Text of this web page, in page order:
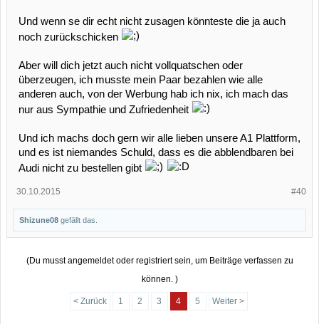
Und wenn se dir echt nicht zusagen könnteste die ja auch
noch zurückschicken
Aber will dich jetzt auch nicht vollquatschen oder
überzeugen, ich musste mein Paar bezahlen wie alle
anderen auch, von der Werbung hab ich nix, ich mach das
nur aus Sympathie und Zufriedenheit
Und ich machs doch gern wir alle lieben unsere A1 Plattform,
und es ist niemandes Schuld, dass es die abblendbaren bei
Audi nicht zu bestellen gibt
#40
30.10.2015
Shizune08 gefällt das.
(Du musst angemeldet oder registriert sein, um Beiträge verfassen zu
können. )
< Zurück 1 2 3 4 5 Weiter >